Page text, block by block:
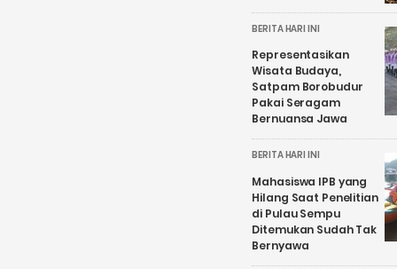
BERITA HARI INI
Representasikan
Wisata Budaya,
Satpam Borobudur
Pakai Seragam
Bernuansa Jawa
BERITA HARI INI
Mahasiswa IPB yang
Hilang Saat Penelitian
di Pulau Sempu
Ditemukan Sudah Tak
Bernyawa